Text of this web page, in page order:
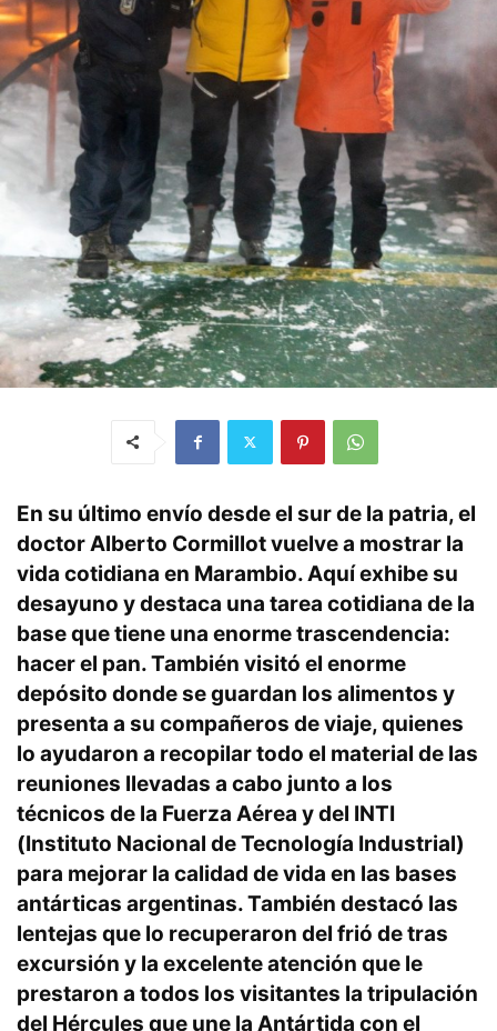
En su último envío desde el sur de la patria, el
doctor Alberto Cormillot vuelve a mostrar la
vida cotidiana en Marambio. Aquí exhibe su
desayuno y destaca una tarea cotidiana de la
base que tiene una enorme trascendencia:
hacer el pan. También visitó el enorme
depósito donde se guardan los alimentos y
presenta a su compañeros de viaje, quienes
lo ayudaron a recopilar todo el material de las
reuniones llevadas a cabo junto a los
técnicos de la Fuerza Aérea y del INTI
(Instituto Nacional de Tecnología Industrial)
para mejorar la calidad de vida en las bases
antárticas argentinas. También destacó las
lentejas que lo recuperaron del frió de tras
excursión y la excelente atención que le
prestaron a todos los visitantes la tripulación
del Hércules que une la Antártida con el